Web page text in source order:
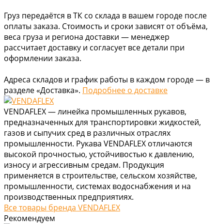
Груз передаётся в ТК со склада в вашем городе после
оплаты заказа. Стоимость и сроки зависят от объёма,
веса груза и региона доставки — менеджер
рассчитает доставку и согласует все детали при
оформлении заказа.
Адреса складов и график работы в каждом городе — в
разделе «Доставка». Подробнее о доставке
VENDAFLEX — линейка промышленных рукавов,
предназначенных для транспортировки жидкостей,
газов и сыпучих сред в различных отраслях
промышленности. Рукава VENDAFLEX отличаются
высокой прочностью, устойчивостью к давлению,
износу и агрессивным средам. Продукция
применяется в строительстве, сельском хозяйстве,
промышленности, системах водоснабжения и на
производственных предприятиях.
Все товары бренда VENDAFLEX
Рекомендуем